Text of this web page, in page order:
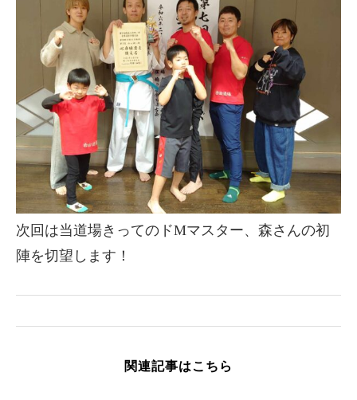
次回は当道場きってのドMマスター、森さんの初
陣を切望します！
関連記事はこちら